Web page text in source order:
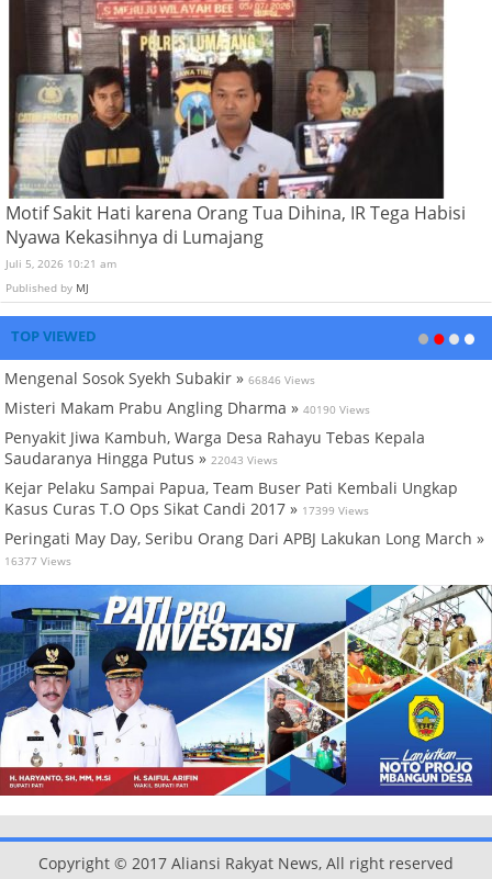
Motif Sakit Hati karena Orang Tua Dihina, IR Tega Habisi
Nyawa Kekasihnya di Lumajang
Juli 5, 2026 10:21 am
Published by MJ
TOP VIEWED
Mengenal Sosok Syekh Subakir » 66846 Views
Misteri Makam Prabu Angling Dharma » 40190 Views
Penyakit Jiwa Kambuh, Warga Desa Rahayu Tebas Kepala
Saudaranya Hingga Putus » 22043 Views
Kejar Pelaku Sampai Papua, Team Buser Pati Kembali Ungkap
Kasus Curas T.O Ops Sikat Candi 2017 » 17399 Views
Peringati May Day, Seribu Orang Dari APBJ Lakukan Long March »
16377 Views
Copyright © 2017 Aliansi Rakyat News, All right reserved